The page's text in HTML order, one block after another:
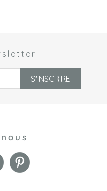
S'INSCRIRE